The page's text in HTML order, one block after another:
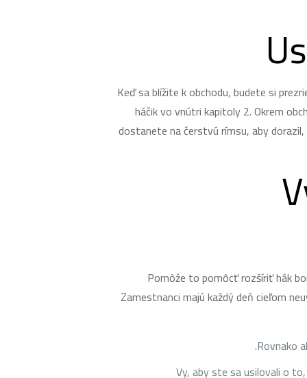
Keď sa blížite k obchodu, budete si
háčik vo vnútri kapitoly 2. Okrem
dostanete na čerstvú rímsu, aby
Pomôže to pomôcť rozšíriť hák
Zamestnanci majú každý deň cieľom
Rovnako
Vy, aby ste sa usilovali o